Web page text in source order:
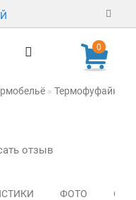
Регистрация
Авторизация
0
Термофуфайка
отзыв
ФОТО